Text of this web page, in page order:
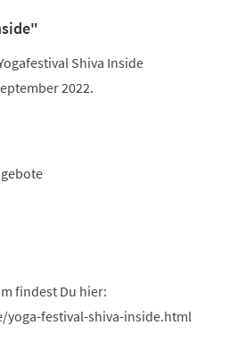
Shiva Inside
2022.
findest Du hier:
festival-shiva-inside.html